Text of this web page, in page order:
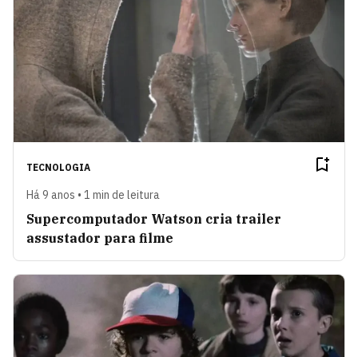
TECNOLOGIA
Há 9 anos • 1 min de leitura
Supercomputador Watson cria trailer
assustador para filme